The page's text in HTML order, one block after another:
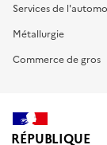
Services de
Métallurgie
Commerce de gros
RÉPUBLIQUE